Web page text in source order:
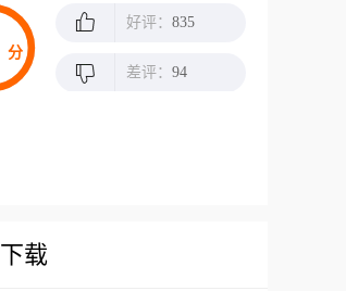
分
好评： 835
差评： 94
下载